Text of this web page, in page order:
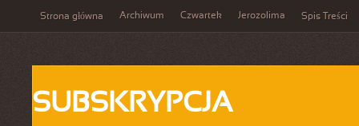
Strona główna Archiwum Czwartek Jerozolima Spis Treści
SUBSKRYPCJA